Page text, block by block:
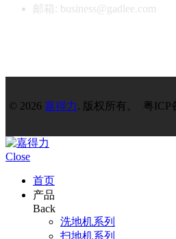
邮箱: business@gadlee.com
首页
产品
Back
洗地机系列